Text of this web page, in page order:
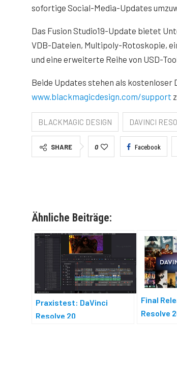
sofortige Social-Media-Updates
Das Fusion Studio19-Update bietet
VDB-Dateien, Multipoly-Rotoskopie,
und eine erweiterte Reihe von USD-
Beide Updates stehen als kostenloser
www.blackmagicdesign.com/support
BLACKMAGIC DESIGN DAVINCI
SHARE 0 Facebook
Ähnliche Beiträge:
Praxistest: DaVinci
Resolve 20
Final
Resolve